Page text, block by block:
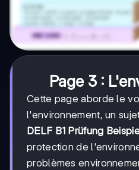
Page 3 :
Cette page aborde le
l'environnement, un
DELF B1 Prüfung
protection de
problèmes